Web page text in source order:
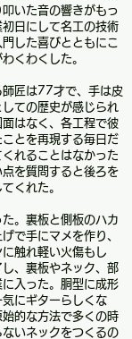
いた音の響きがもっ
日にして名工の技術
した喜びとともにこ
くわくした。
匠は77才で、手は皮
ての歴史が感じられ
はなく、各工程で彼
とを再現する毎日だ
れることはなかった
を質問すると後ろを
くれた。
。裏板と側板のハカ
で手にマメを作り、
触れ軽い火傷もし
、裏板やネック、部
入った。胴型に成形
にギターらしくな
的な方法で多くの時
いネックをつくるの